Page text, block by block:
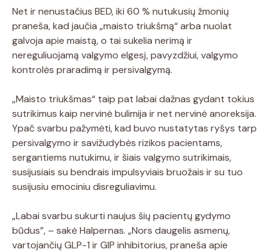
Net ir nenustačius BED, iki 60 % nutukusių žmonių
praneša, kad jaučia „maisto triukšmą“ arba nuolat
galvoja apie maistą, o tai sukelia nerimą ir
nereguliuojamą valgymo elgesį, pavyzdžiui, valgymo
kontrolės praradimą ir persivalgymą.
„Maisto triukšmas“ taip pat labai dažnas gydant tokius
sutrikimus kaip nervinė bulimija ir net nervinė anoreksija.
Ypač svarbu pažymėti, kad buvo nustatytas ryšys tarp
persivalgymo ir savižudybės rizikos pacientams,
sergantiems nutukimu, ir šiais valgymo sutrikimais,
susijusiais su bendrais impulsyviais bruožais ir su tuo
susijusiu emociniu disreguliavimu.
„Labai svarbu sukurti naujus šių pacientų gydymo
būdus”, – sakė Halpernas. „Nors daugelis asmenų,
vartojančių GLP-1 ir GIP inhibitorius, praneša apie